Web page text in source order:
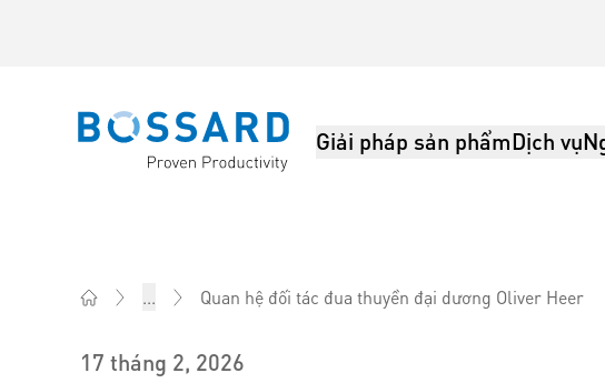
Bossard homepage Giải pháp sản phẩmDịch vụ
... Quan hệ đối tác đua thuyền đại dương Oliver Heer
17 tháng 2, 2026